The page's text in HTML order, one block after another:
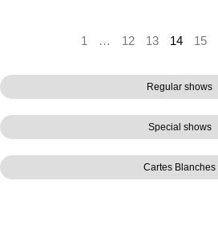
Regular shows
Special shows
Cartes Blanches
1 … 12 13 14 15